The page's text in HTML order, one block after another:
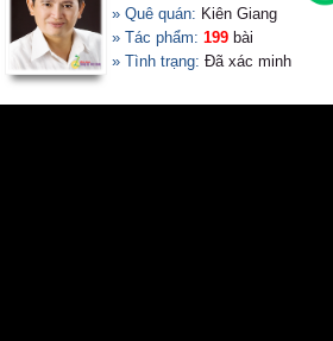
» Quê quán: Kiên Giang
» Tác phẩm: 199 bài
» Tình trạng: Đã xác minh